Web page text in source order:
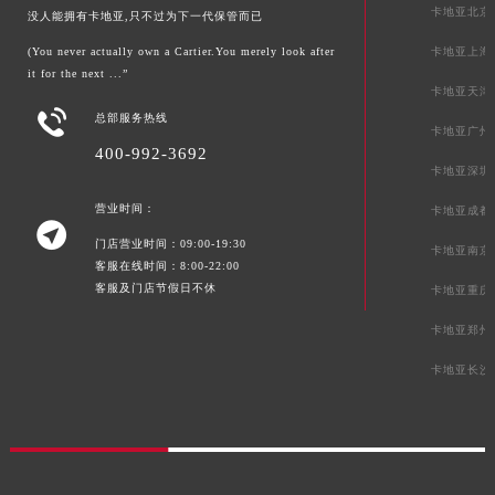
没人能拥有卡地亚,只不过为下一代保管而已
(You never actually own a Cartier.You merely look after
it for the next ...”
 总部服务热线
400-992-3692

营业时间：
门店营业时间：09:00-19:30
客服在线时间：8:00-22:00
客服及门店节假日不休
卡地亚北京
卡地亚上海
卡地亚天津
卡地亚广州
卡地亚深圳
卡地亚成都
卡地亚南京
卡地亚重庆
卡地亚郑州
卡地亚长沙